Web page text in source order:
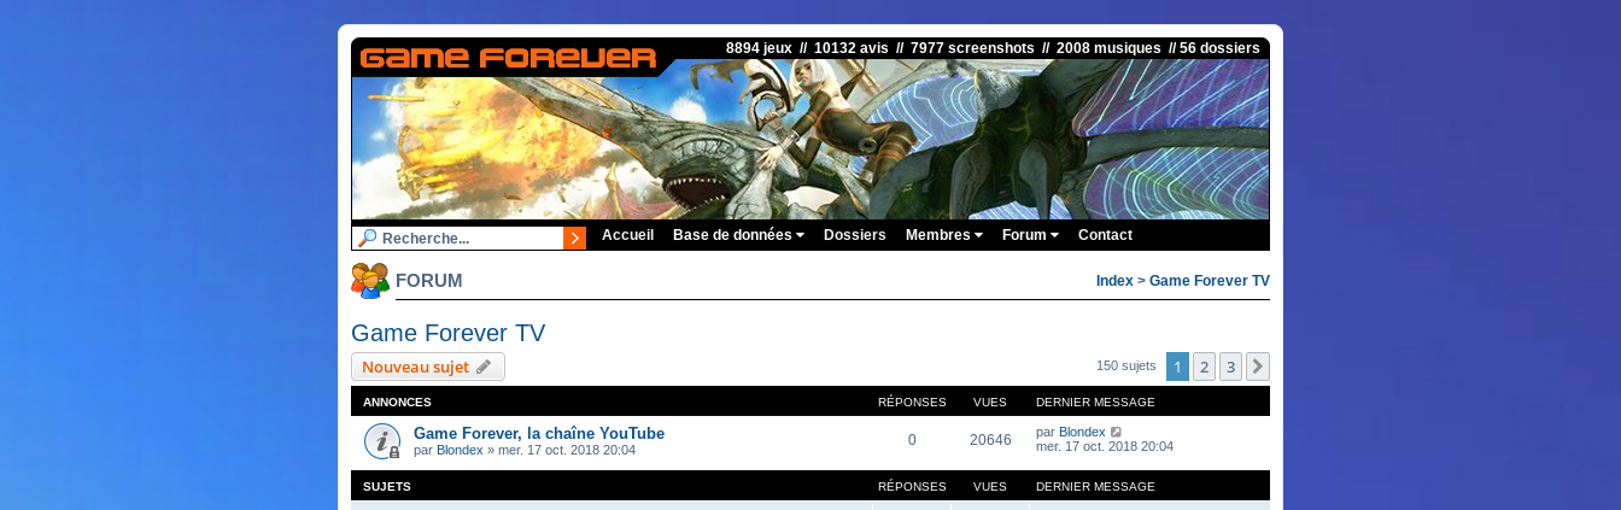
8894 jeux // 10132 avis // 7977 screenshots // 2008 musiques // 56 dossiers
Accueil Base de données Dossiers Membres Forum Contact
FORUM Index > Game Forever TV
Game Forever TV
Nouveau sujet 150 sujets 1 2 3
ANNONCES RÉPONSES VUES DERNIER MESSAGE
Game Forever, la chaîne YouTube
par Blondex » mer. 17 oct. 2018 20:04
0 20646 par Blondex
mer. 17 oct. 2018 20:04
SUJETS RÉPONSES VUES DERNIER MESSAGE